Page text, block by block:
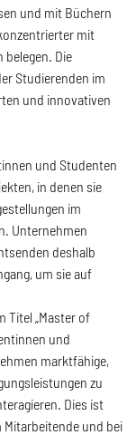
und mit Büchern
mit
Die
Studierenden im
und innovativen
und Studenten
in denen sie
im
Unternehmen
deshalb
um sie auf
Titel „Master of
und
marktfähige,
zu
Dies ist
und bei